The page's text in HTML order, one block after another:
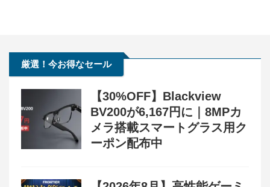
厳選！今お得なセール
【30%OFF】Blackview
BV200が6,167円に｜8MPカ
メラ搭載スマートグラス用ク
ーポン配布中